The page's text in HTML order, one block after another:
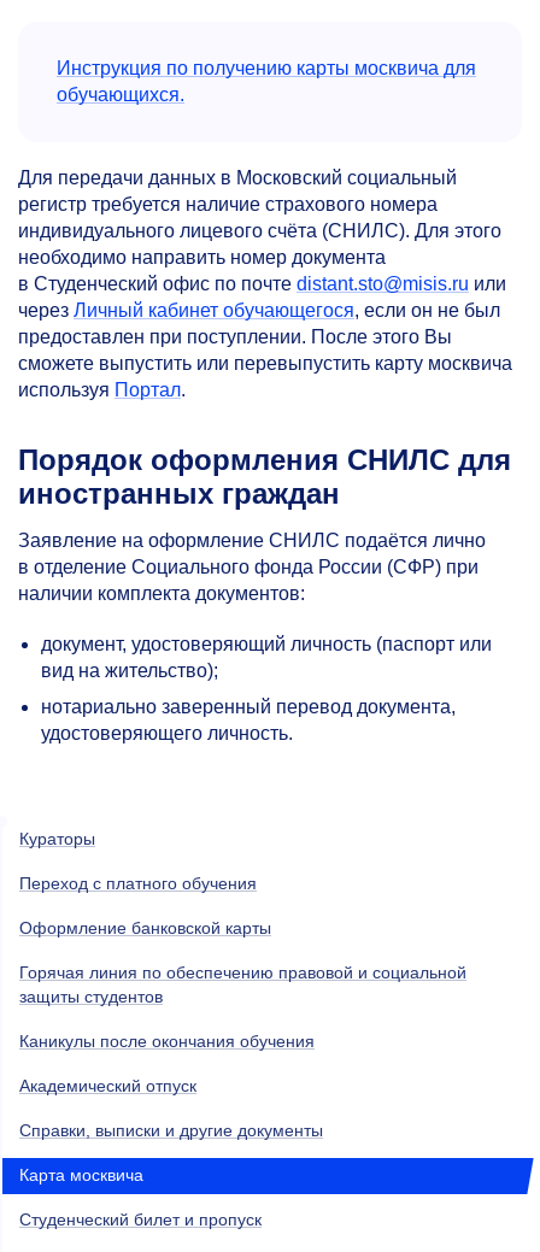
Инструкция по получению карты москвича для
обучающихся.
Для передачи данных в Московский социальный
регистр требуется наличие страхового номера
индивидуального лицевого счёта (СНИЛС). Для этого
необходимо направить номер документа
в Студенческий офис по почте distant.sto@misis.ru или
через Личный кабинет обучающегося, если он не был
предоставлен при поступлении. После этого Вы
сможете выпустить или перевыпустить карту москвича
используя Портал.
Порядок оформления СНИЛС для
иностранных граждан
Заявление на оформление СНИЛС подаётся лично
в отделение Социального фонда России (СФР) при
наличии комплекта документов:
документ, удостоверяющий личность (паспорт или
вид на жительство);
нотариально заверенный перевод документа,
удостоверяющего личность.
Кураторы
Переход с платного обучения
Оформление банковской карты
Горячая линия по обеспечению правовой и социальной
защиты студентов
Каникулы после окончания обучения
Академический отпуск
Справки, выписки и другие документы
Карта москвича
Студенческий билет и пропуск